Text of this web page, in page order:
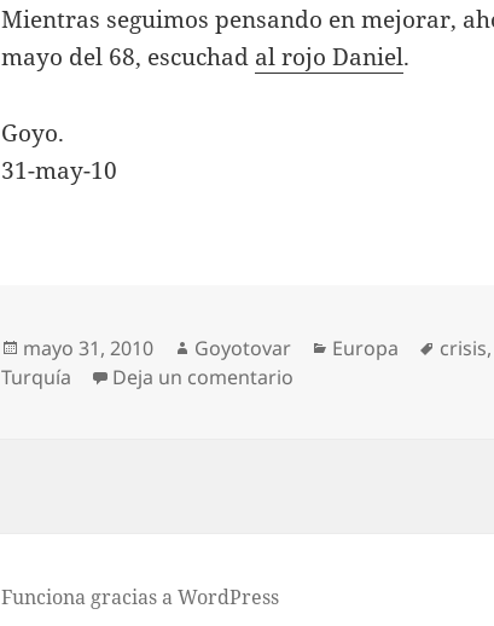
Mientras seguimos pensando en mejorar,
mayo del 68, escuchad al rojo Daniel.
Goyo.
31-may-10
Publicado
el
mayo 31, 2010 Autor
Goyotovar Categorías
Europa crisis,
Turquía
Deja un comentario
Funciona gracias a WordPress